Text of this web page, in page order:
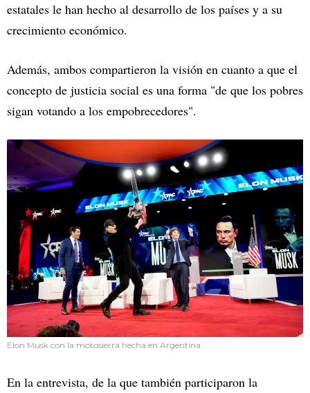
estatales le han hecho al desarrollo de los países y a su
crecimiento económico.
Además, ambos compartieron la visión en cuanto a que el
concepto de justicia social es una forma "de que los pobres
sigan votando a los empobrecedores".
Elon Musk con la motosierra hecha en Argentina.
En la entrevista, de la que también participaron la